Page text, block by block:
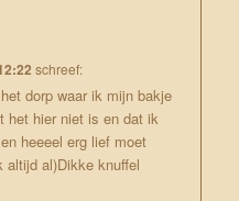
schreef:
dorp waar ik mijn bakje
het hier niet is en dat ik
heeeel erg lief moet
altijd al)Dikke knuffel